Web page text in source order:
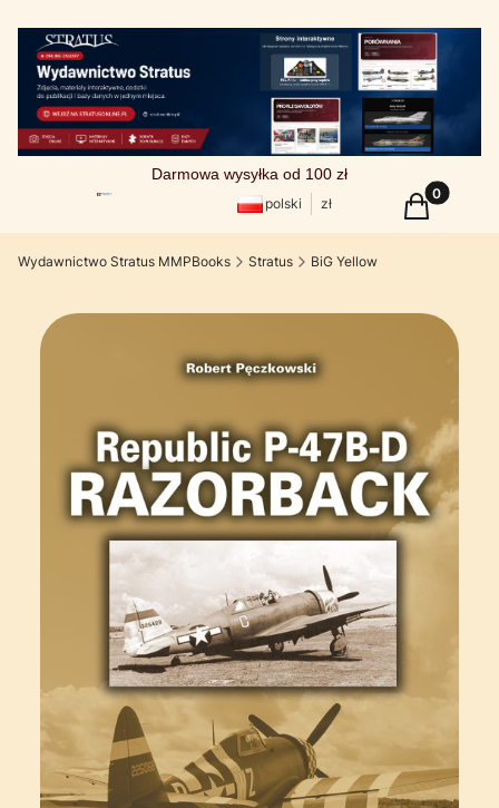
Darmowa wysyłka od 100 zł
polski zł Produkty
Koszyk
Wydawnictwo Stratus MMPBooks Stratus BiG Yellow